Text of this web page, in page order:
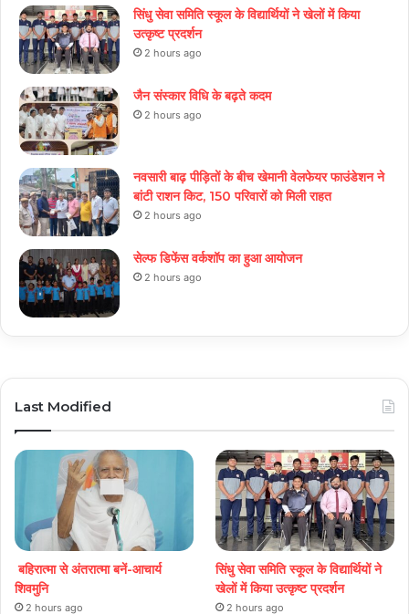
सिंधु सेवा समिति स्कूल के विद्यार्थियों ने खेलों में किया
उत्कृष्ट प्रदर्शन
2 hours ago
जैन संस्कार विधि के बढ़ते कदम
2 hours ago
नवसारी बाढ़ पीड़ितों के बीच खेमानी वेलफेयर फाउंडेशन ने
बांटी राशन किट, 150 परिवारों को मिली राहत
2 hours ago
सेल्फ डिफेंस वर्कशॉप का हुआ आयोजन
2 hours ago
Last Modified
बहिरात्मा से अंतरात्मा बनें-आचार्य
शिवमुनि
2 hours ago
सिंधु सेवा समिति स्कूल के विद्यार्थियों ने
खेलों में किया उत्कृष्ट प्रदर्शन
2 hours ago